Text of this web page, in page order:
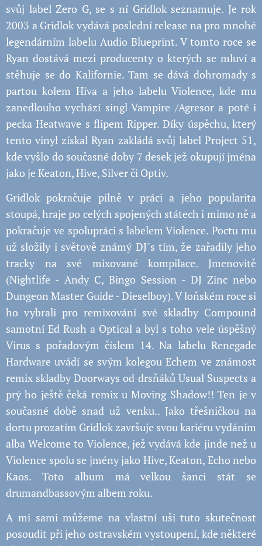
svůj label Zero G, se s ní Gridlok seznamuje. Je rok
2003 a Gridlok vydává poslední release na pro mnohé
legendárním labelu Audio Blueprint. V tomto roce se
Ryan dostává mezi producenty o kterých se mluví a
stěhuje se do Kalifornie. Tam se dává dohromady s
partou kolem Hiva a jeho labelu Violence, kde mu
zanedlouho vychází singl Vampire /Agresor a poté i
pecka Heatwave s flipem Ripper. Díky úspěchu, který
tento vinyl získal Ryan zakládá svůj label Project 51,
kde vyšlo do současné doby 7 desek jež okupují jména
jako je Keaton, Hive, Silver či Optiv.
Gridlok pokračuje pilně v práci a jeho popularita
stoupá, hraje po celých spojených státech i mimo ně a
pokračuje ve spolupráci s labelem Violence. Poctu mu
už složily i světově známý DJ´s tím, že zařadily jeho
tracky na své mixované kompilace. Jmenovitě
(Nightlife - Andy C, Bingo Session - DJ Zinc nebo
Dungeon Master Guide - Dieselboy). V loňském roce si
ho vybrali pro remixování své skladby Compound
samotní Ed Rush a Optical a byl s toho vele úspěšný
Virus s pořadovým číslem 14. Na labelu Renegade
Hardware uvádí se svým kolegou Echem ve známost
remix skladby Doorways od drsňáků Usual Suspects a
prý ho ještě čeká remix u Moving Shadow!! Ten je v
současné době snad už venku.. Jako třešničkou na
dortu prozatím Gridlok završuje svou kariéru vydáním
alba Welcome to Violence, jež vydává kde jinde než u
Violence spolu se jmény jako Hive, Keaton, Echo nebo
Kaos. Toto album má velkou šanci stát se
drumandbassovým albem roku.
A mi sami můžeme na vlastní uši tuto skutečnost
posoudit při jeho ostravském vystoupení, kde některé